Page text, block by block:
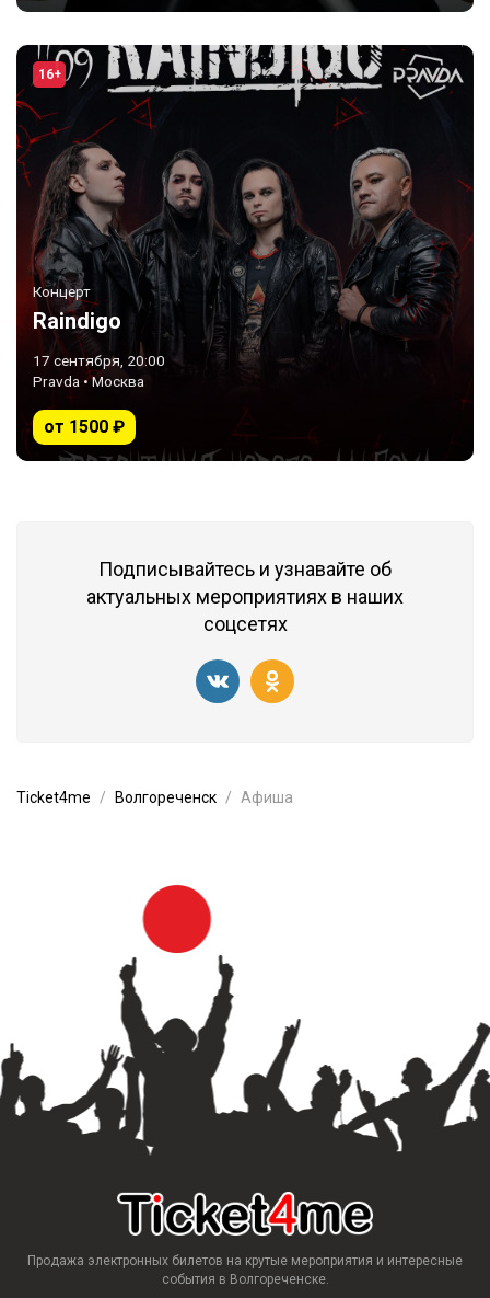
16+
Концерт
Raindigo
17 сентября, 20:00
Pravda • Москва
от 1500 ₽
Подписывайтесь и узнавайте об
актуальных мероприятиях в наших
соцсетях
Ticket4me Волгореченск Афиша
Продажа электронных билетов на крутые мероприятия и интересные
события в Волгореченске.